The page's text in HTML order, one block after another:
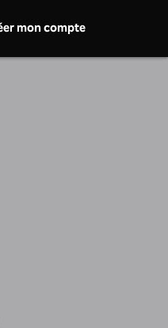
mon compte